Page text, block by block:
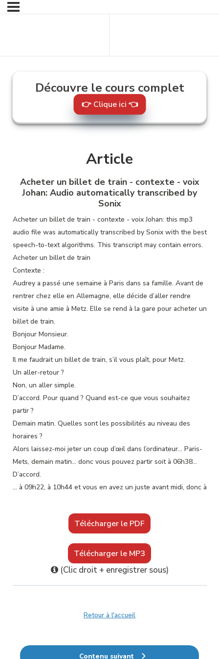
Découvre le cours complet
👉 Clique ici 👈
Article
Acheter un billet de train - contexte - voix
Johan: Audio automatically transcribed by
Sonix
Acheter un billet de train - contexte - voix Johan: this mp3
audio file was automatically transcribed by Sonix with the best
speech-to-text algorithms. This transcript may contain errors.
Acheter un billet de train
Contexte :
Audrey a passé une semaine à Paris dans sa famille. Avant de
rentrer chez elle en Allemagne, elle décide d’aller rendre
visite à une amie à Metz. Elle se rend à la gare pour acheter un
billet de train.
Bonjour Monsieur.
Bonjour Madame.
Il me faudrait un billet de train, s’il vous plaît, pour Metz.
Un aller-retour ?
Non, un aller simple.
D’accord. Pour quand ? Quand est-ce que vous souhaitez
partir ?
Demain matin. Quelles sont les possibilités au niveau des
horaires ?
Alors laissez-moi jeter un coup d’œil dans l’ordinateur… Paris-
Mets, demain matin… donc vous pouvez partir soit à 06h38…
D’accord.
… à 09h22, à 10h44 et vous en avez un juste avant midi, donc à
D’accord. Est-ce que tous les trains sont directs ?
Oui, oui. Donc ce sont tous des TGV directs Paris-Metz.
quelle heure j’arrive ?
Alors vous arriverez à 12h11.
Oh, c’est un peu tard. Et si je pars à 09h22 ?
À 09h22, un instant. Donc vous arrivez à … 10h49.
de l’Est.
Télécharger le PDF
Télécharger le MP3
(Clic droit + enregistrer sous)
Retour à l'accueil
Contenu suivant